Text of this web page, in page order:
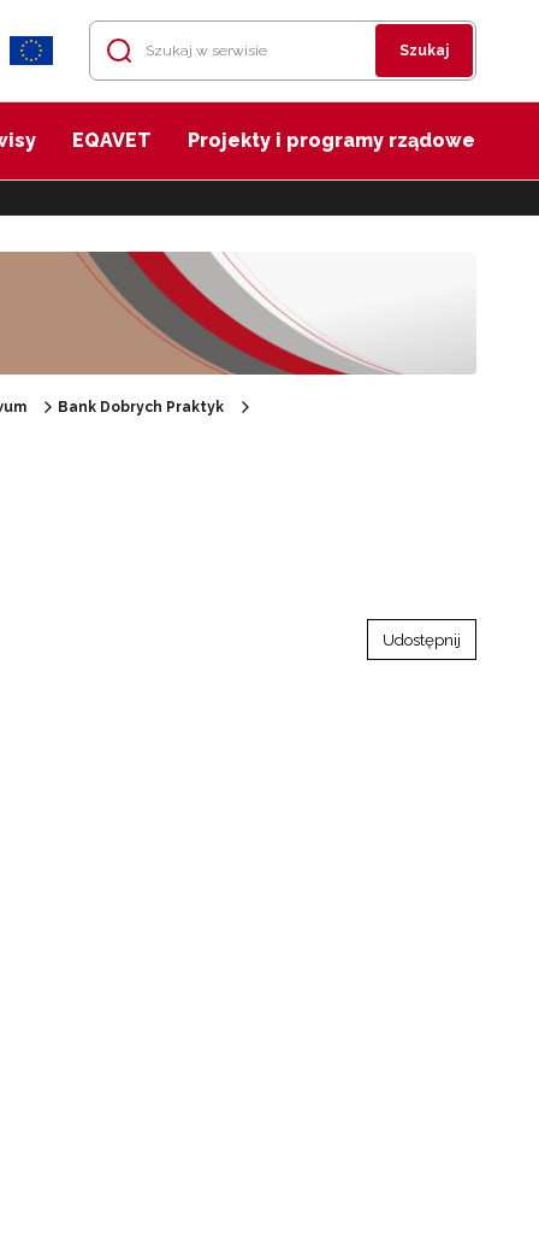
Szukaj
EQAVET Projekty i programy rządowe
Bank Dobrych Praktyk
Udostępnij